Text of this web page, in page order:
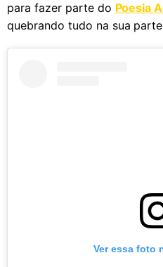
para fazer parte do Poesia
quebrando tudo na sua
Ver essa foto